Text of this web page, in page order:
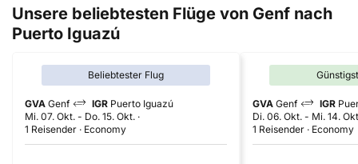
Unsere beliebtesten Flüge von Genf nach
Puerto Iguazú
Beliebtester Flug
GVA Genf IGR Puerto Iguazú
Mi. 07. Okt. - Do. 15. Okt.
1 Reisender
Economy
GVA Genf IGR
Di. 06. Okt. - Mi. 14.
1 Reisender
Economy